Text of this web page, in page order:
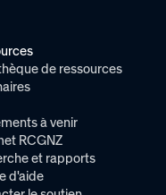
de ressources
à venir
RCGNZ
et rapports
d'aide